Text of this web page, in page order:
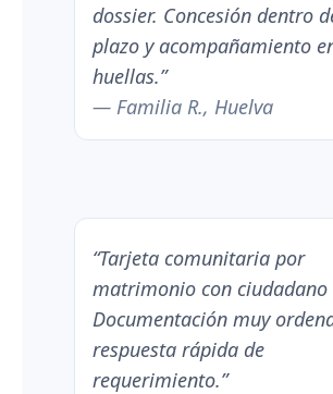
dossier. Concesión dentro
plazo y acompañamiento
huellas.”
— Familia R., Huelva
“Tarjeta comunitaria por
matrimonio con ciudadano
Documentación muy
respuesta rápida de
requerimiento.”